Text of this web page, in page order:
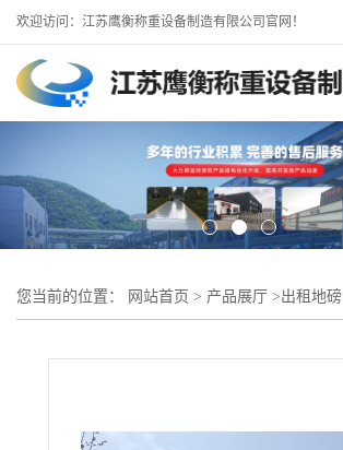
欢迎访问：江苏鹰衡称重设备制造有限公司官网！
您当前的位置： 网站首页 > 产品展厅 >出租地磅